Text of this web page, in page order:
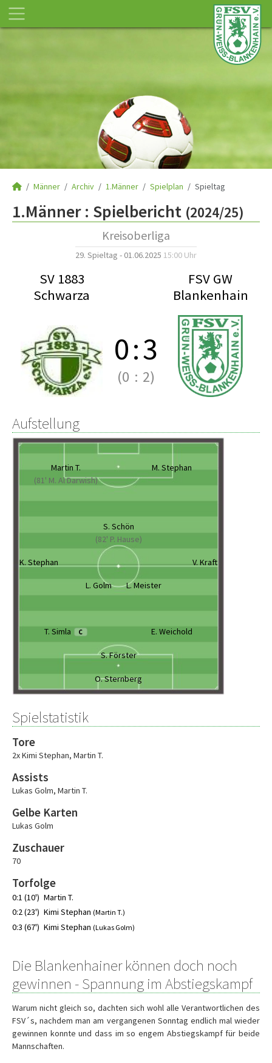
Männer Archiv 1.Männer Spielplan Spieltag
1.Männer : Spielbericht (2024/25)
Kreisoberliga
29. Spieltag - 01.06.2025 15:00 Uhr
SV 1883
Schwarza
FSV GW
Blankenhain
0:3
(0 : 2)
Aufstellung
Martin T.
(81' M. Al Darwish)
M. Stephan
S. Schön
(82' P. Hause)
K. Stephan V. Kraft
L. Golm L. Meister
T. Simla C E. Weichold
S. Förster
O. Sternberg
Spielstatistik
Tore
2x Kimi Stephan, Martin T.
Assists
Lukas Golm, Martin T.
Gelbe Karten
Lukas Golm
Zuschauer
70
Torfolge
0:1 (10') Martin T.
0:2 (23') Kimi Stephan (Martin T.)
0:3 (67') Kimi Stephan (Lukas Golm)
Die Blankenhainer können doch noch
gewinnen - Spannung im Abstiegskampf
Warum nicht gleich so, dachten sich wohl alle Verantwortlichen des
FSV´s, nachdem man am vergangenen Sonntag endlich mal wieder
gewinnen konnte und dass im so engem Abstiegskampf für beide
Mannschaften.